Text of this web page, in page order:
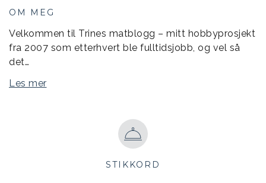
OM MEG
Velkommen til Trines matblogg – mitt hobbyprosjekt
fra 2007 som etterhvert ble fulltidsjobb, og vel så
det…
Les mer
STIKKORD